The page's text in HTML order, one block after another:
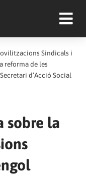
Sindicals i
reforma de les
d’Acció Social
sobre la